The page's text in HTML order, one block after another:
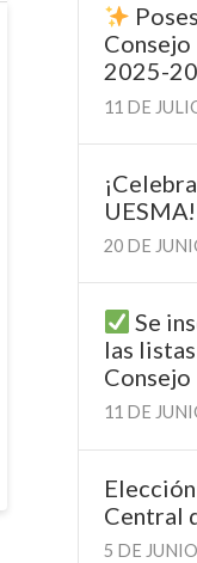
2025-
11 DE
UESMA!
20 DE
Se
las
11 DE
Central
5 DE